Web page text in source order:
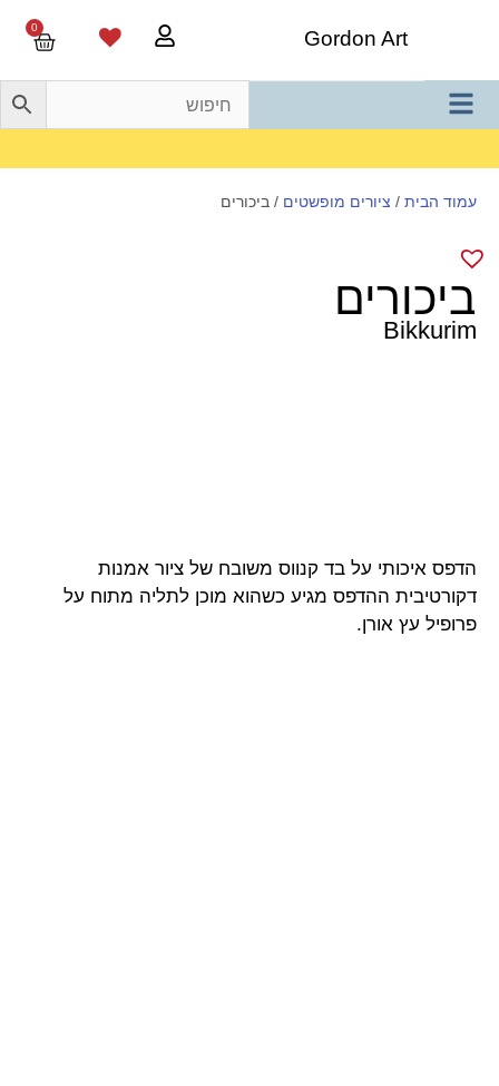
Gordon Art
0
עמוד הבית / ציורים מופשטים / ביכורים
ביכורים
Bikkurim
הדפס איכותי על בד קנווס משובח של ציור אמנות
דקורטיבית ההדפס מגיע כשהוא מוכן לתליה מתוח על
פרופיל עץ אורן.